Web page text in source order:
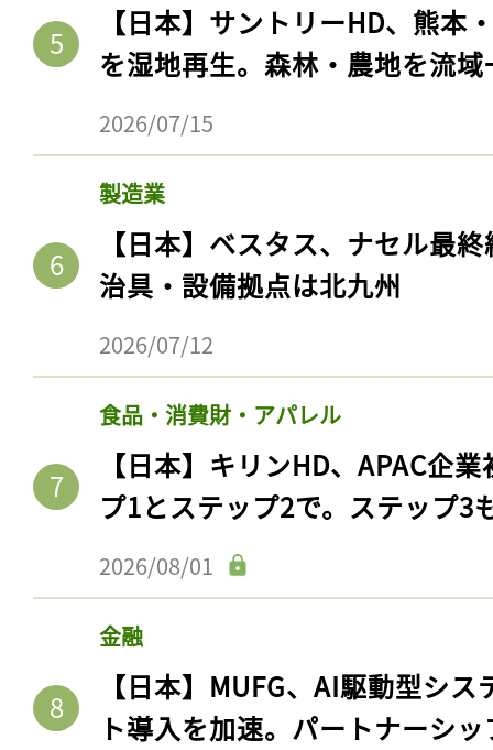
【日本】サントリーHD、熊本
を湿地再生。森林・農地を流
2026/07/15
製造業
【日本】ベスタス、ナセル最
治具・設備拠点は北九州
2026/07/12
食品・消費財・アパレル
【日本】キリンHD、APAC企
プ1とステップ2で。ステップ3
2026/08/01
金融
【日本】MUFG、AI駆動型シ
ト導入を加速。パートナーシ